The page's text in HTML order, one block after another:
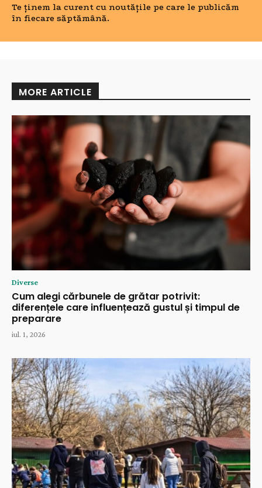
Te ținem la curent cu noutățile pe care le publicăm
în fiecare săptămână.
MORE ARTICLE
Diverse
Cum alegi cărbunele de grătar potrivit:
diferențele care influențează gustul și timpul de
preparare
iul. 1, 2026